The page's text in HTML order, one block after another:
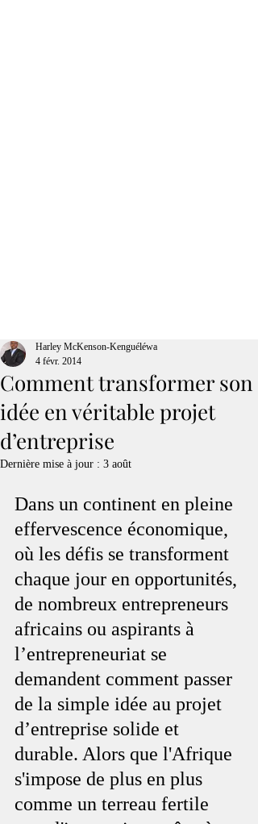
Comment transformer son
idée en véritable projet
d’entreprise
Harley McKenson-Kenguéléwa
4 févr. 2014
Dernière mise à jour : 3 août
Dans un continent en pleine
effervescence économique,
où les défis se transforment
chaque jour en opportunités,
de nombreux entrepreneurs
africains ou aspirants à
l’entrepreneuriat se
demandent comment passer
de la simple idée au projet
d’entreprise solide et
durable. Alors que l'Afrique
s'impose de plus en plus
comme un terreau fertile